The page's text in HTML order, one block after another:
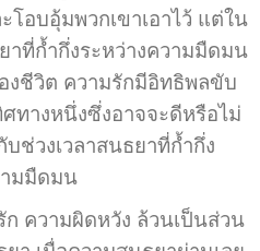
อบอุ้มพวกเขาเอาไว้ แต่ใน
ที่ก้ำกึ่งระหว่างความมืดมน
งชีวิต ความรักมีอิทธิพลขับ
ทางหนึ่งซึ่งอาจจะดีหรือไม่
ช่วงเวลาสนธยาที่ก้ำกึ่ง
ามมืดมน
ความผิดหวัง ล้วนเป็นส่วน